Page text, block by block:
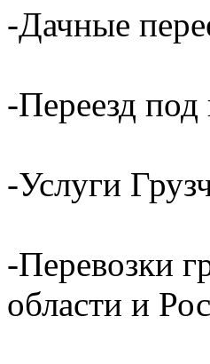
-Дачные
-Переезд
-Услуги
-Перевозки
области и